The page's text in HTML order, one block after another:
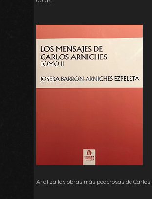
Analiza las obras más poderosas de Carlos